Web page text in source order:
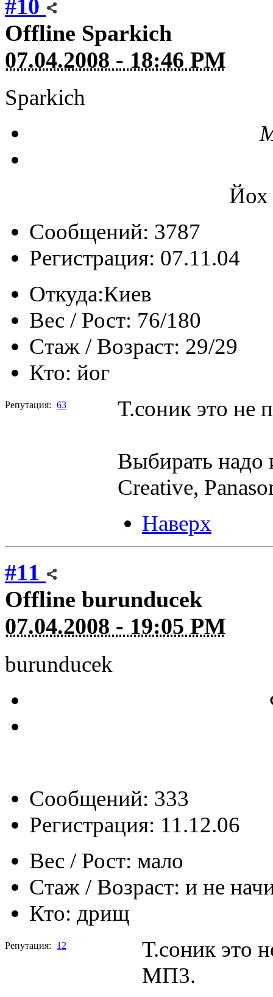
#10
Offline Sparkich
07.04.2008 - 18:46 PM
Sparkich
Йох
Сообщений: 3787
Регистрация: 07.11.04
Откуда:Киев
Вес / Рост: 76/180
Стаж / Возраст: 29/29
Кто: йог
Репутация: 63 Т.соник это не
Выбирать надо
Creative,
Наверх
#11
Offline burunducek
07.04.2008 - 19:05 PM
burunducek
Сообщений: 333
Регистрация: 11.12.06
Вес / Рост: мало
Стаж / Возраст: и не
Кто: дрищ
Репутация: 12
Т.соник это
МП3.